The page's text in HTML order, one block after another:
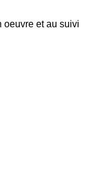
oeuvre et au suivi